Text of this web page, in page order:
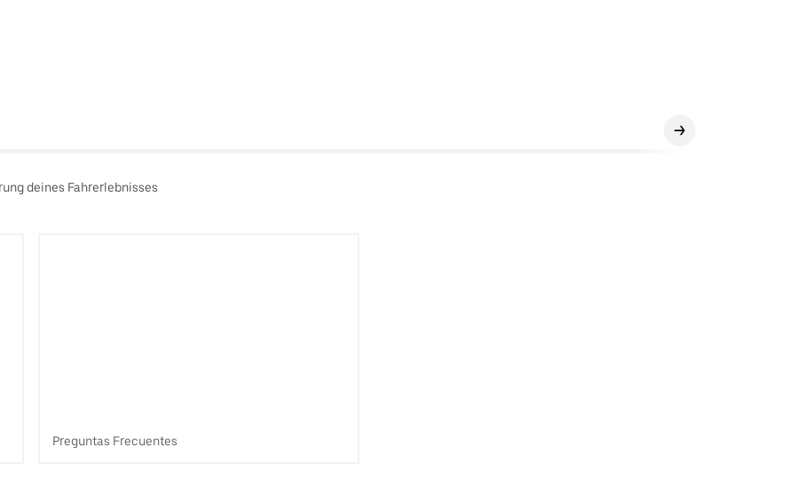
deines Fahrerlebnisses
Preguntas Frecuentes